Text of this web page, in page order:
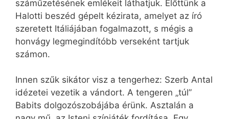
száműzetésének emlékeit láthatjuk. Előttünk a
Halotti beszéd gépelt kézirata, amelyet az író
szeretett Itáliájában fogalmazott, s mégis a
honvágy legmegindítóbb verseként tartjuk
számon.
Innen szűk sikátor visz a tengerhez: Szerb Antal
idézetei vezetik a vándort. A tengeren „túl”
Babits dolgozószobájába érünk. Asztalán a